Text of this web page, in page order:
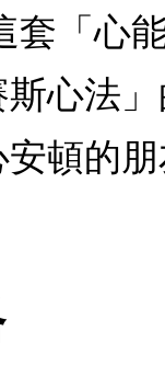
套「心
心法
頓的